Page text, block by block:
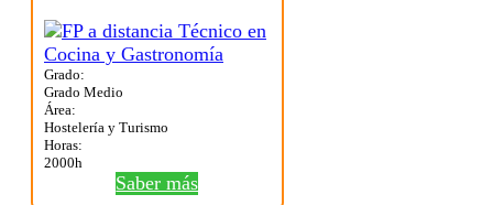
Grado:
Grado Medio
Área:
Hostelería y Turismo
Horas:
2000h
Saber más